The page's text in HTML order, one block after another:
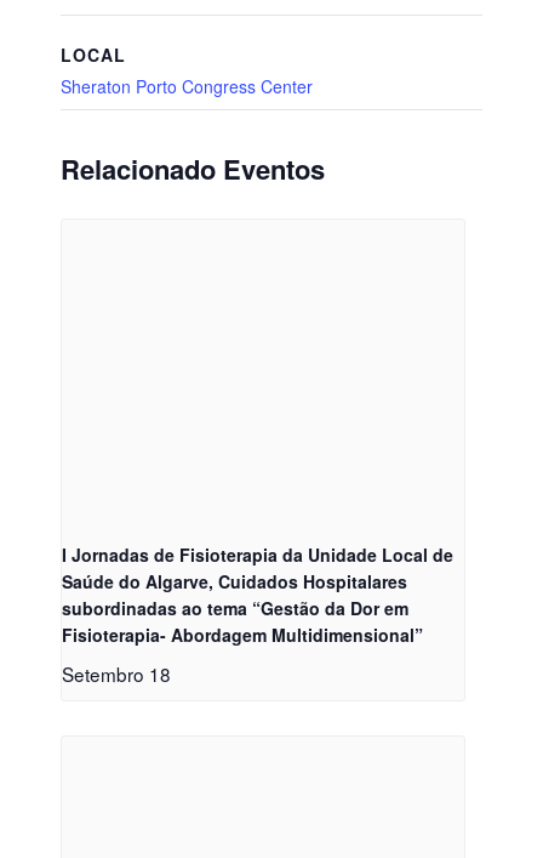
LOCAL
Sheraton Porto Congress Center
Relacionado Eventos
I Jornadas de Fisioterapia da Unidade Local de
Saúde do Algarve, Cuidados Hospitalares
subordinadas ao tema “Gestão da Dor em
Fisioterapia- Abordagem Multidimensional”
Setembro 18